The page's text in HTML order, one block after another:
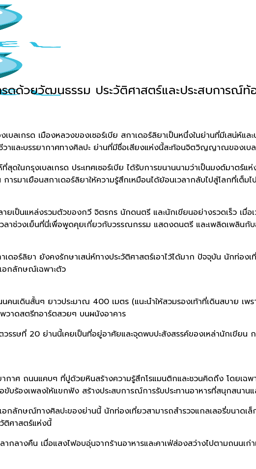
รดด้วยวัฒนธรรม ประวัติศาสตร์และประสบการณ์
ลเกรด เมืองหลวงของเซอร์เบีย สกาเดอร์ลิยาเป็นหนึ่งในย่านที่มีเสน่ห์แ
วาและบรรยากาศทางศิลปะ ย่านที่มีชื่อเสียงแห่งนี้สะท้อนจิตวิญญาณของเ
ดในกรุงเบลเกรด ประเทศเซอร์เบีย ได้รับการขนานนามว่าเป็นมงต์มาตร์
ารมาเยือนสกาเดอร์ลิยาให้ความรู้สึกเหมือนได้ย้อนเวลากลับไปสู่โลกที่เต็
เป็นแหล่งรวมตัวของกวี จิตรกร นักดนตรี และนักเขียนอย่างรวดเร็ว เมื่อ
ลาช่วงเย็นที่นี่เพื่อพูดคุยเกี่ยวกับวรรณกรรม แสดงดนตรี และเพลิดเพลินกั
เดอร์ลิยา ยังคงรักษาเสน่ห์ทางประวัติศาสตร์เอาไว้ได้มาก ปัจจุบัน นักท่
อกลักษณ์เฉพาะตัว
นเดินสั้นๆ ยาวประมาณ 400 เมตร (แนะนำให้สวมรองเท้าที่เดินสบาย เ
วาดสตรีทอาร์ตสวยๆ บนผนังอาคาร
ษที่ 20 ย่านนี้เคยเป็นที่อยู่อาศัยและจุดพบปะสังสรรค์ของเหล่านักเขียน
กาศ ถนนแคบๆ ที่ปูด้วยหินสร้างความรู้สึกโรแมนติกและชวนคิดถึง โดยเฉ
ขับร้องเพลงให้แขกฟัง สร้างประสบการณ์การรับประทานอาหารที่สนุกสนานแ
กลักษณ์ทางศิลปะของย่านนี้ นักท่องเที่ยวสามารถสำรวจแกลเลอรี่ขนาดเ
ติศาสตร์แห่งนี้
กลางคืน เมื่อแสงไฟอบอุ่นจากร้านอาหารและคาเฟ่ส่องสว่างไปตามถนนเ